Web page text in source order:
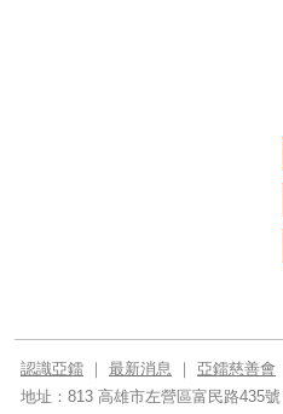
認識亞鐳 ｜ 最新消息 ｜ 亞鐳慈善會
地址：813 高雄市左營區富民路435號